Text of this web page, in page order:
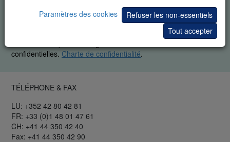
Paramètres des cookies
Refuser les non-essentiels
Tout accepter
événements portant sur le trading. Vous pouvez à tout moment
vous désabonner de ces informations.
confidentielles. Charte de confidentialité.
TÉLÉPHONE & FAX
LU: +352 42 80 42 81
FR: +33 (0)1 48 01 47 61
CH: +41 44 350 42 40
Fax: +41 44 350 42 90